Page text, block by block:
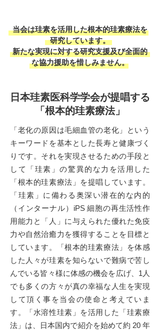
当会は珪素を活用した根本的珪素療法を
研究しています。
新たな実現に対する研究支援及び全面的
な協力援助を惜しみません。
日本珪素医科学学会が提唱する
「根本的珪素療法」
「老化の原因は毛細血管の老化」という
キーワードを基本とした長寿と健康づく
りです。それを実現させるための手段と
して「珪素」の驚異的な力を活用した
「根本的珪素療法」を提唱しています。
「珪素」に備わる奥深い潜在的な内的
（インターナル）iPS 細胞の再生活性作
用能力と
「人」に与えられた優れた免疫
力や自然治癒力を獲得することを目標と
しています。「根本的珪素療法」を体感
した人々が珪素を知らないで難病で苦し
んでいる皆々様に体感の機会を広げ、1人
でも多くの方々が真の幸福な人生を実現
して頂く事を当会の使命と考えていま
す。「水溶性珪素」を活用した「珪素療
法」は、日本国内で紹介を始めて約 20 年